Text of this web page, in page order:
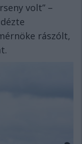
volt” –
rászólt,